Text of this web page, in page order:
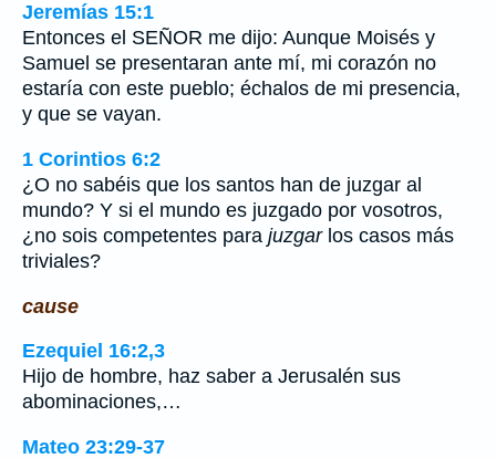
Jeremías 15:1
Entonces el SEÑOR me dijo: Aunque Moisés y
Samuel se presentaran ante mí, mi corazón no
estaría con este pueblo; échalos de mi presencia,
y que se vayan.
1 Corintios 6:2
¿O no sabéis que los santos han de juzgar al
mundo? Y si el mundo es juzgado por vosotros,
¿no sois competentes para juzgarlos casos más
triviales?
cause
Ezequiel 16:2,3
Hijo de hombre, haz saber a Jerusalén sus
abominaciones,…
Mateo 23:29-37